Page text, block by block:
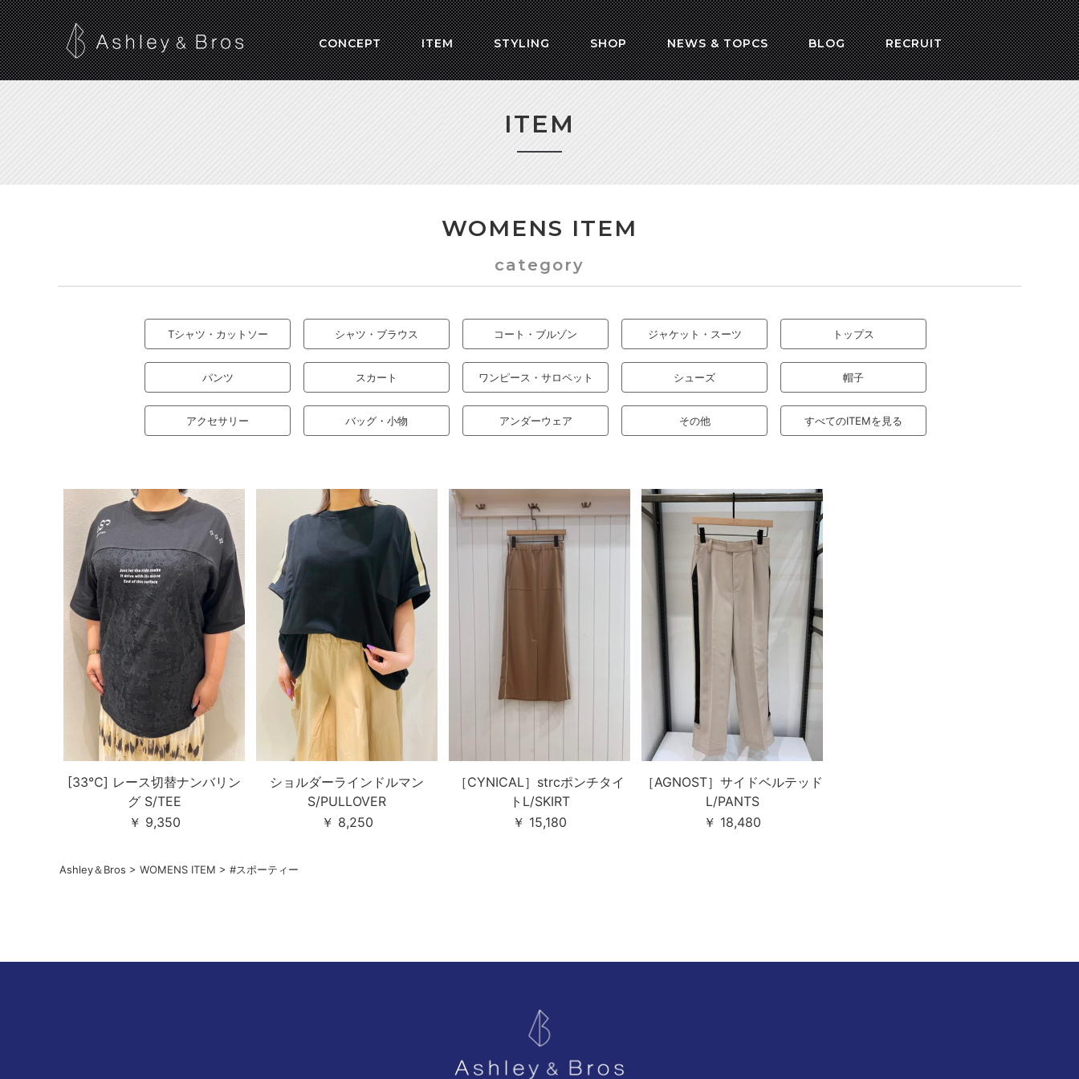
CONCEPT ITEM STYLING SHOP NEWS & TOPCS BLOG RECRUIT
ITEM
WOMENS ITEM
category
Tシャツ・カットソー シャツ・ブラウス コート・ブルゾン ジャケット・スーツ トップス
パンツ スカート ワンピース・サロペット シューズ 帽子
アクセサリー バッグ・小物 アンダーウェア その他 すべてのITEMを見る
[33℃] レース切替ナンバリン
グ S/TEE
￥ 9,350
ショルダーラインドルマン
S/PULLOVER
￥ 8,250
［CYNICAL］strcポンチタイ
トL/SKIRT
￥ 15,180
［AGNOST］サイドベルテッド
L/PANTS
￥ 18,480
Ashley＆Bros > WOMENS ITEM > #スポーティー